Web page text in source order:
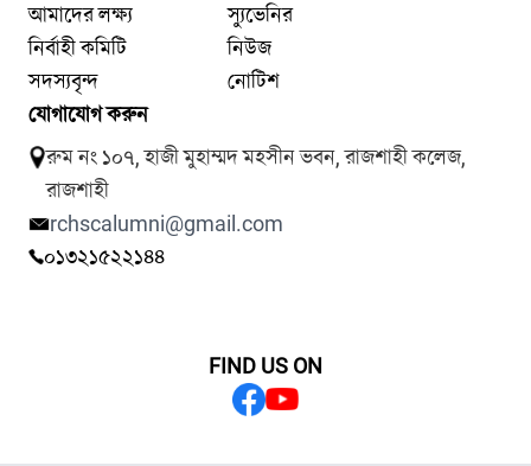
আমাদের লক্ষ্য
নির্বাহী কমিটি
সদস্যবৃন্দ
স্যুভেনির
নিউজ
নোটিশ
যোগাযোগ করুন
রুম নং ১০৭, হাজী মুহাম্মদ মহসীন ভবন, রাজশাহী কলেজ,
রাজশাহী
rchscalumni@gmail.com
০১৩২১৫২২১৪৪
FIND US ON